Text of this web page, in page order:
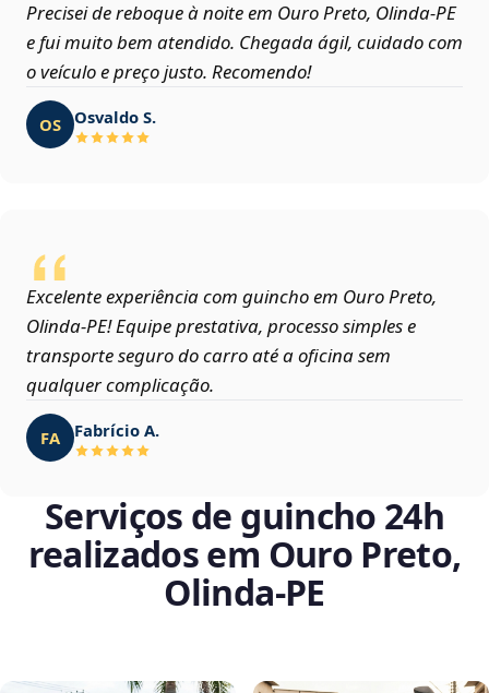
Precisei de reboque à noite em Ouro Preto, Olinda‑PE
e fui muito bem atendido. Chegada ágil, cuidado com
o veículo e preço justo. Recomendo!
OS Osvaldo S.
Excelente experiência com guincho em Ouro Preto,
Olinda‑PE! Equipe prestativa, processo simples e
transporte seguro do carro até a oficina sem
qualquer complicação.
FA Fabrício A.
Serviços de guincho 24h
realizados em Ouro Preto,
Olinda‑PE